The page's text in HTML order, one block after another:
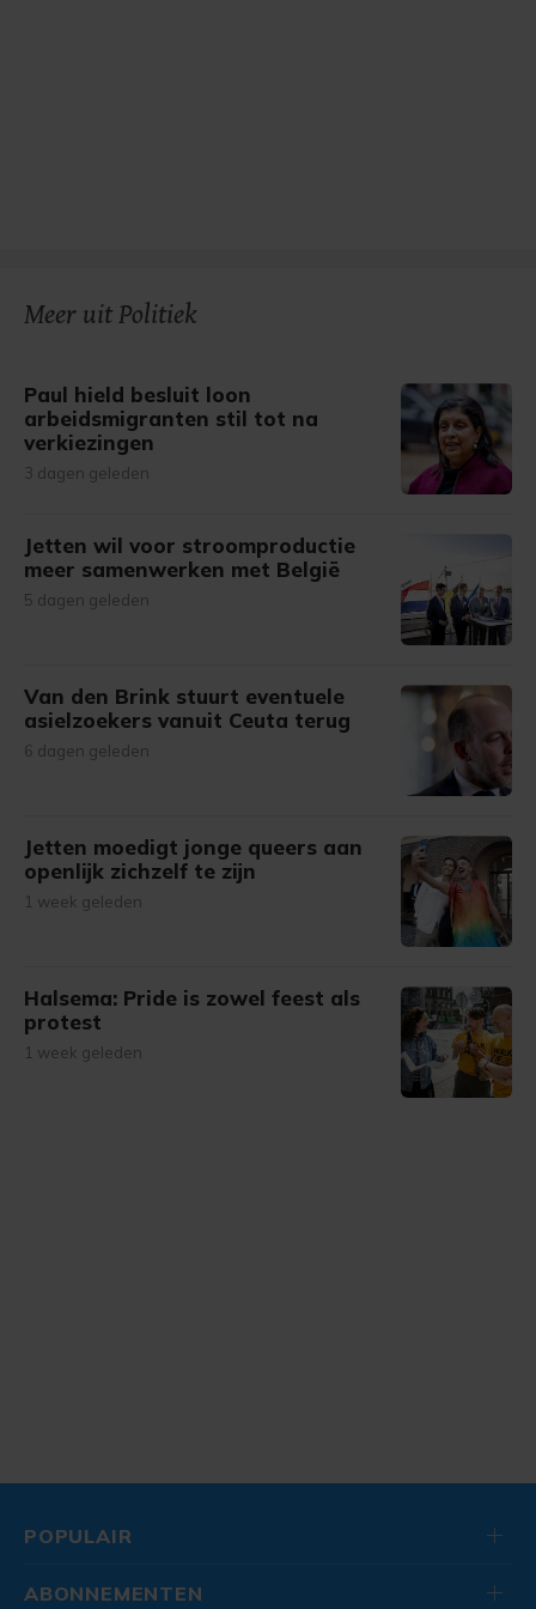
Meer uit Politiek
Paul hield besluit loon
arbeidsmigranten stil tot na
verkiezingen
3 dagen geleden
Jetten wil voor stroomproductie
meer samenwerken met België
5 dagen geleden
Van den Brink stuurt eventuele
asielzoekers vanuit Ceuta terug
6 dagen geleden
Jetten moedigt jonge queers aan
openlijk zichzelf te zijn
1 week geleden
Halsema: Pride is zowel feest als
protest
1 week geleden
POPULAIR
ABONNEMENTEN